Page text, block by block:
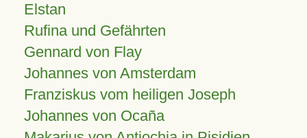
Elstan
Rufina und Gefährten
Gennard von Flay
Johannes von Amsterdam
Franziskus vom heiligen Joseph
Johannes von Ocaña